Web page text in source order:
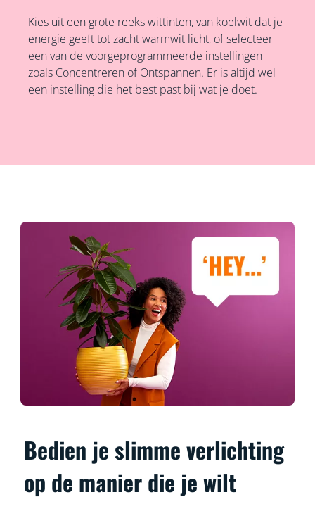
Kies uit een grote reeks wittinten, van koelwit dat je
energie geeft tot zacht warmwit licht, of selecteer
een van de voorgeprogrammeerde instellingen
zoals Concentreren of Ontspannen. Er is altijd wel
een instelling die het best past bij wat je doet.
Bedien je slimme verlichting
op de manier die je wilt